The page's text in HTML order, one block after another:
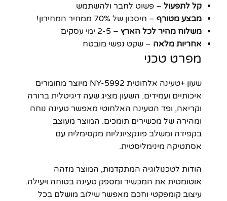
קל לתפעול – פשוט לחבר ולהשתמש
מבצע מטורף – חיסכון של 70% ממחיר המחירון!
משלוח מהיר לכל הארץ – 2-5 ימי עסקים
אחריות מלאה – שקט נפשי מובטח
מפרט טכני
שעון +טעינה אלחוטית NY-5992 מיוצר מחומרים
איכותיים ועמידים. השעון מציג שעה דיגיטלית ברורה
וקריאה, ופד הטעינה האלחוטי מאפשר טעינה נוחה
ומהירה של מכשירים תומכים. המוצר מעוצב
בקפידה ומשלב פונקציונליות מקסימלית עם
אסתטיקה מינימליסטית.
הודות לטכנולוגיה המתקדמת, המוצר מזהה
אוטומטית את המכשיר ומספק טעינה בטוחה ויעילה.
עיצוב קומפקטי וחכם מאפשר שילוב מושלם בכל